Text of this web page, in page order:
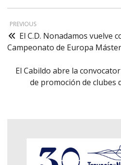
PREVIOUS
El C.D. Nonadamos vuelve
Campeonato de Europa
El Cabildo abre la
de promoción de clubes